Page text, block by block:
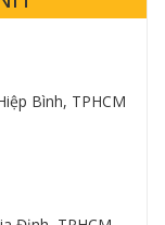
Bình, TPHCM